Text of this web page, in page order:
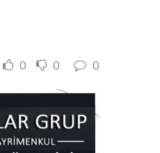
0 0 0